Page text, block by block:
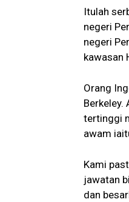
Itulah
negeri
negeri
kawasan
Orang
Berkeley.
tertinggi
awam
Kami
jawatan
dan